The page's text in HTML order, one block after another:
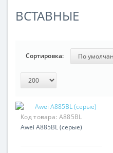
ВСТАВНЫЕ
Сортировка:
Код товара: A885BL
Awei A885BL (серые)